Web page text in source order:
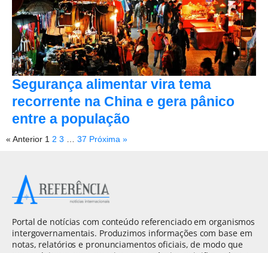
Segurança alimentar vira tema
recorrente na China e gera pânico
entre a população
« Anterior 1 2 3 37 Próxima »
Portal de notícias com conteúdo referenciado em organismos
intergovernamentais. Produzimos informações com base em
notas, relatórios e pronunciamentos oficiais, de modo que